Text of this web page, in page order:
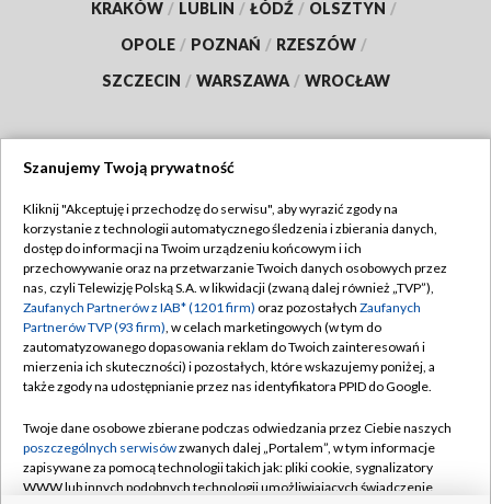
KRAKÓW / LUBLIN / ŁÓDŹ / OLSZTYN /
OPOLE / POZNAŃ / RZESZÓW /
SZCZECIN / WARSZAWA / WROCŁAW
TVP
Abonament TVP
Emisja w TVP
Centrum informacji TVP
Naziemna Telewizja Cyfrowa
Rada Programowa
System NOS
Regulamin TVP
Polityka prywatności
Moje zgody
Pomoc
Kontakt
Szanujemy Twoją prywatność
Kliknij "Akceptuję i przechodzę do serwisu", aby wyrazić zgody na
korzystanie z technologii automatycznego śledzenia i zbierania danych,
dostęp do informacji na Twoim urządzeniu końcowym i ich
przechowywanie oraz na przetwarzanie Twoich danych osobowych przez
nas, czyli Telewizję Polską S.A. w likwidacji (zwaną dalej również „TVP”),
Zaufanych Partnerów z IAB* (1201 firm) oraz pozostałych Zaufanych
Partnerów TVP (93 firm), w celach marketingowych (w tym do
zautomatyzowanego dopasowania reklam do Twoich zainteresowań i
mierzenia ich skuteczności) i pozostałych, które wskazujemy poniżej, a
także zgody na udostępnianie przez nas identyfikatora PPID do Google.
Twoje dane osobowe zbierane podczas odwiedzania przez Ciebie naszych
poszczególnych serwisówzwanych dalej „Portalem”, w tym informacje
zapisywane za pomocą technologii takich jak: pliki cookie, sygnalizatory
WWW lub innych podobnych technologii umożliwiających świadczenie